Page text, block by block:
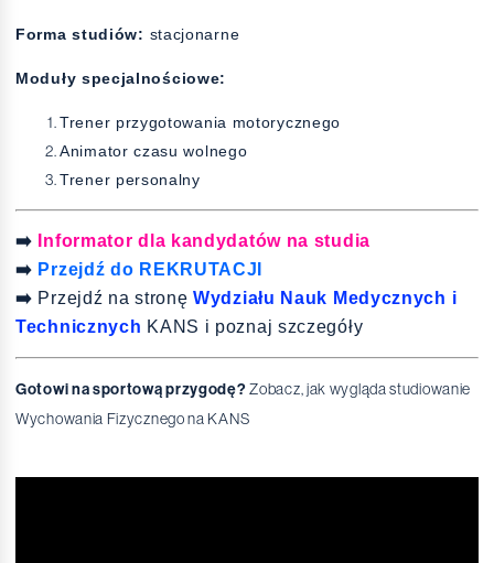
Forma studiów: stacjonarne
Moduły specjalnościowe:
Trener przygotowania motorycznego
Animator czasu wolnego
Trener personalny
➡️
Informator dla kandydatów na studia
➡️ Przejdź do REKRUTACJI
➡️ Przejdź na stronęWydziału Nauk Medycznych i
Technicznych KANS i poznaj szczegóły
Gotowi na sportową przygodę?Zobacz, jak wygląda studiowanie
Wychowania Fizycznego na KANS